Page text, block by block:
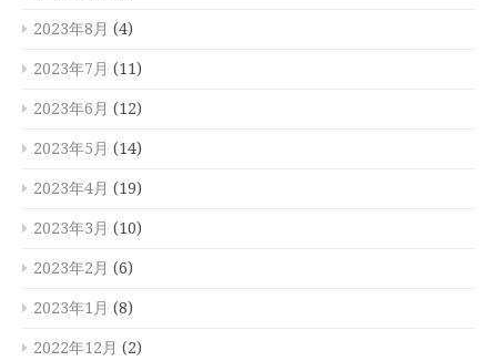
2023年8月 (4)
2023年7月 (11)
2023年6月 (12)
2023年5月 (14)
2023年4月 (19)
2023年3月 (10)
2023年2月 (6)
2023年1月 (8)
2022年12月 (2)